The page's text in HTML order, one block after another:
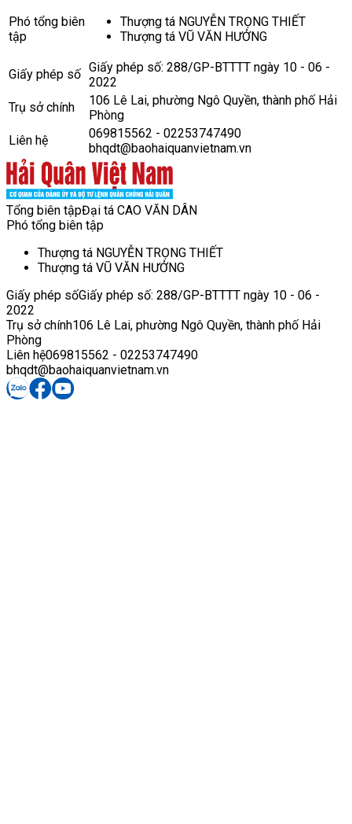
Phó tổng biên
tập
Thượng tá NGUYỄN TRỌNG THIẾT
Thượng tá VŨ VĂN HƯỞNG
Giấy phép số Giấy phép số: 288/GP-BTTTT ngày 10 - 06 -
2022
Trụ sở chính
106 Lê Lai, phường Ngô Quyền, thành phố Hải
Phòng
Liên hệ
069815562 - 02253747490
bhqdt@baohaiquanvietnam.vn
Tổng biên tậpĐại tá CAO VĂN DÂN
Phó tổng biên tập
Thượng tá NGUYỄN TRỌNG THIẾT
Thượng tá VŨ VĂN HƯỞNG
Giấy phép sốGiấy phép số: 288/GP-BTTTT ngày 10 - 06 -
2022
Trụ sở chính106 Lê Lai, phường Ngô Quyền, thành phố Hải
Phòng
Liên hệ069815562 - 02253747490
bhqdt@baohaiquanvietnam.vn